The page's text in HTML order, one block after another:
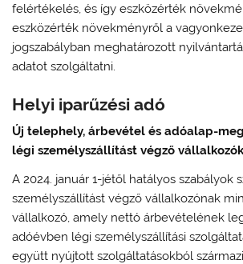
felértékelés, és így eszközérték
eszközérték növekményről a
jogszabályban meghatározott
adatot szolgáltatni.
Helyi iparűzési adó
Új telephely, árbevétel és adóalap-
légi személyszállítást végző
A 2024. január 1-jétől hatályos szabályok
személyszállítást végző vállalkozónak
vállalkozó, amely nettó árbevételének
adóévben légi személyszállítási
együtt nyújtott szolgáltatásokból